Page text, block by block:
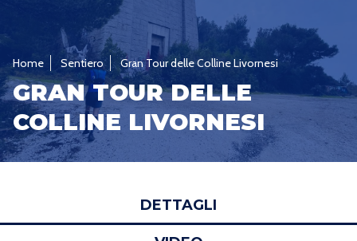
SEGUI LE TRACCE
DOVE E QUANDO
PREPARAZIONE
ALLENAMENTI
BLOG
Home Sentiero Gran Tour delle Colline Livornesi
GRAN TOUR DELLE
COLLINE LIVORNESI
DETTAGLI